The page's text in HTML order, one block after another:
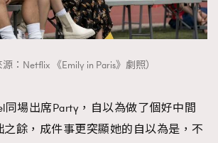
源：Netflix 《Emily in Paris》劇照）
同場出席Party，自以為做了個好中間
之餘，成件事更突顯她的自以為是，不